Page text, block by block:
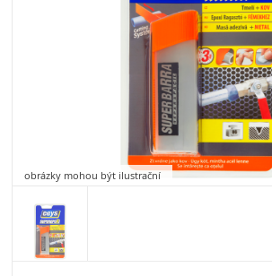
obrázky mohou být ilustrační